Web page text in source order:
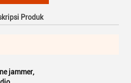
Produk
jammer,